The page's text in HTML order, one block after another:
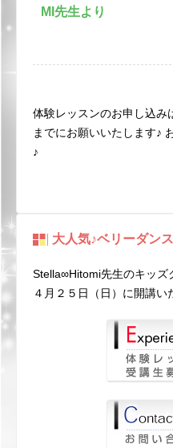
MI先生より
体験レッスンのお申し込み
までにお願いいたします♪
♪
大人気♪ベリーダンス
Stella∞Hitomi先生のキッズ
４月２５日（日）に開講い